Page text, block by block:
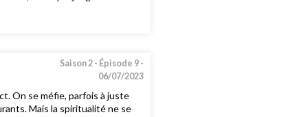
cadre de santé
Saison 2 - Épisode 9 -
06/07/2023
On se méfie, parfois à juste
Mais la spiritualité ne se